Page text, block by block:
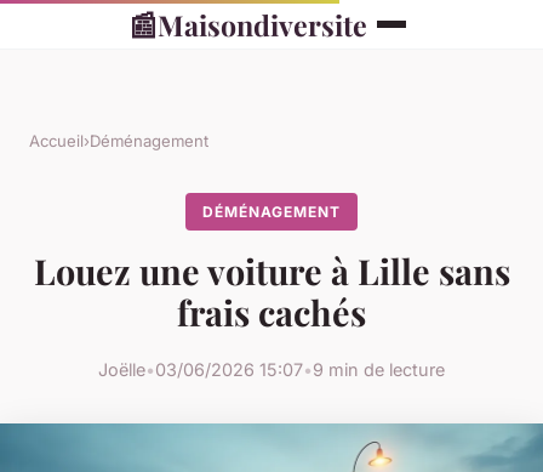
📰Maisondiversite
Accueil›Déménagement
DÉMÉNAGEMENT
Louez une voiture à Lille sans
frais cachés
Joëlle•03/06/2026 15:07•9 min de lecture